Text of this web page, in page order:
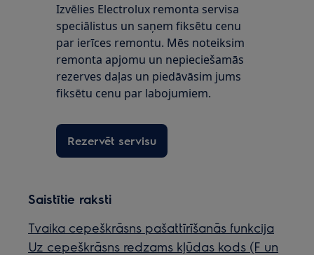
Izvēlies Electrolux remonta servisa
speciālistus un saņem fiksētu cenu
par ierīces remontu. Mēs noteiksim
remonta apjomu un nepieciešamās
rezerves daļas un piedāvāsim jums
fiksētu cenu par labojumiem.
Rezervēt servisu
Saistītie raksti
Tvaika cepeškrāsns pašattīrīšanās funkcija
Uz cepeškrāsns redzams kļūdas kods (F un